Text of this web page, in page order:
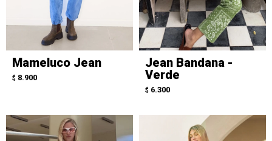
Mameluco Jean
$ 8.900
Jean Bandana -
Verde
$ 6.300